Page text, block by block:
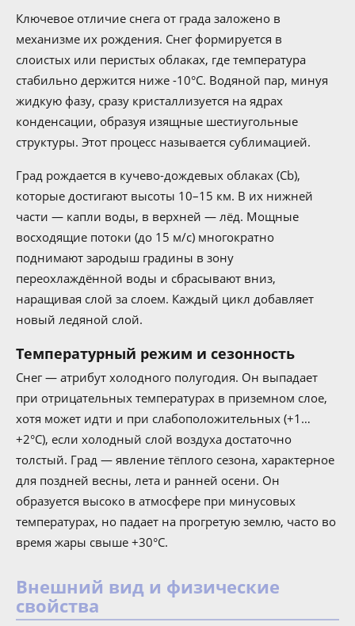
Ключевое отличие снега от града заложено в
механизме их рождения. Снег формируется в
слоистых или перистых облаках, где температура
стабильно держится ниже -10°C. Водяной пар, минуя
жидкую фазу, сразу кристаллизуется на ядрах
конденсации, образуя изящные шестиугольные
структуры. Этот процесс называется сублимацией.
Град рождается в кучево-дождевых облаках (Cb),
которые достигают высоты 10–15 км. В их нижней
части — капли воды, в верхней — лёд. Мощные
восходящие потоки (до 15 м/с) многократно
поднимают зародыш градины в зону
переохлаждённой воды и сбрасывают вниз,
наращивая слой за слоем. Каждый цикл добавляет
новый ледяной слой.
Температурный режим и сезонность
Снег — атрибут холодного полугодия. Он выпадает
при отрицательных температурах в приземном слое,
хотя может идти и при слабоположительных (+1…
+2°C), если холодный слой воздуха достаточно
толстый. Град — явление тёплого сезона, характерное
для поздней весны, лета и ранней осени. Он
образуется высоко в атмосфере при минусовых
температурах, но падает на прогретую землю, часто во
время жары свыше +30°C.
Внешний вид и физические
свойства